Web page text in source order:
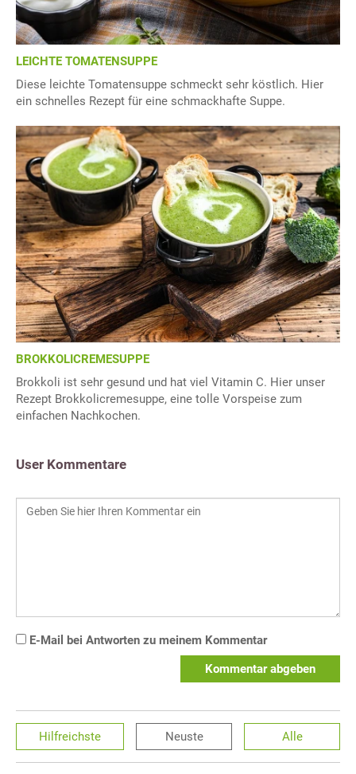
LEICHTE TOMATENSUPPE
Diese leichte Tomatensuppe schmeckt sehr köstlich. Hier
ein schnelles Rezept für eine schmackhafte Suppe.
BROKKOLICREMESUPPE
Brokkoli ist sehr gesund und hat viel Vitamin C. Hier unser
Rezept Brokkolicremesuppe, eine tolle Vorspeise zum
einfachen Nachkochen.
User Kommentare
E-Mail bei Antworten zu meinem Kommentar
Kommentar abgeben
Hilfreichste Neuste Alle